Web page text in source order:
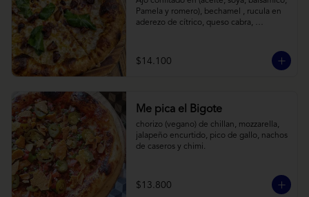
Pamela y romero), bechamel , rucula en
aderezo de cítrico, queso cabra,
$14.100
Me pica el Bigote
chorizo (vegano) de chillan, mozzarella,
jalapeño encurtido, pico de gallo, nachos
de caseros y chimi.
$13.800